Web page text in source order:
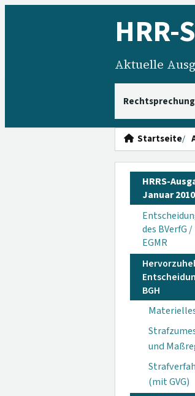
HRR-
Aktuelle
Startseite
HRRS-
Januar
des BVerfG /
EGMR
BGH
und
(mit GVG)